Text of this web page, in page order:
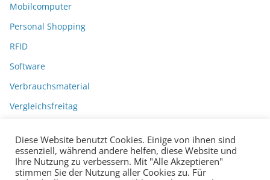
Mobilcomputer
Personal Shopping
RFID
Software
Verbrauchsmaterial
Vergleichsfreitag
Diese Website benutzt Cookies. Einige von ihnen sind
essenziell, während andere helfen, diese Website und
Ihre Nutzung zu verbessern. Mit "Alle Akzeptieren"
stimmen Sie der Nutzung aller Cookies zu. Für